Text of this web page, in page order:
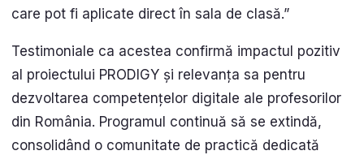
care pot fi aplicate direct în sala de clasă.”
Testimoniale ca acestea confirmă impactul pozitiv
al proiectului PRODIGY și relevanța sa pentru
dezvoltarea competențelor digitale ale profesorilor
din România. Programul continuă să se extindă,
consolidând o comunitate de practică dedicată